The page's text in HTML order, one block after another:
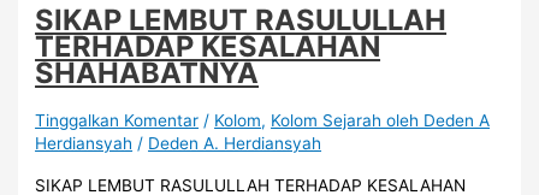
SIKAP LEMBUT RASULULLAH
TERHADAP KESALAHAN
SHAHABATNYA
Tinggalkan Komentar / Kolom, Kolom Sejarah oleh Deden A
Herdiansyah / Deden A. Herdiansyah
SIKAP LEMBUT RASULULLAH TERHADAP KESALAHAN